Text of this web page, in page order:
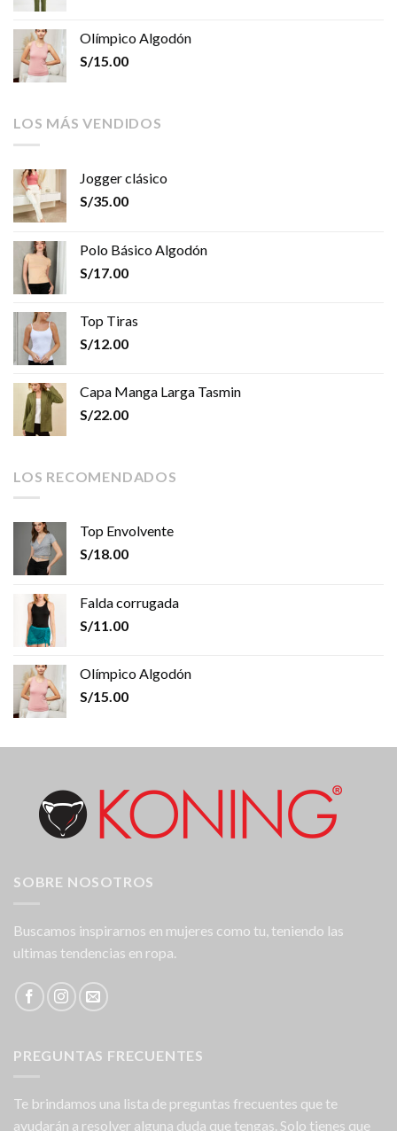
Olímpico Algodón
S/15.00
LOS MÁS VENDIDOS
Jogger clásico
S/35.00
Polo Básico Algodón
S/17.00
Top Tiras
S/12.00
Capa Manga Larga Tasmin
S/22.00
LOS RECOMENDADOS
Top Envolvente
S/18.00
Falda corrugada
S/11.00
Olímpico Algodón
S/15.00
SOBRE NOSOTROS
Buscamos inspirarnos en mujeres como tu, teniendo las
ultimas tendencias en ropa.
PREGUNTAS FRECUENTES
Te brindamos una lista de preguntas frecuentes que te
ayudarán a resolver alguna duda que tengas. Solo tienes que